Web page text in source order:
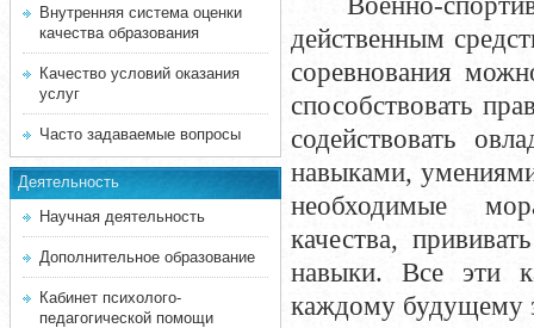
Внутренняя система оценки
качества образования
Качество условий оказания
услуг
Часто задаваемые вопросы
Деятельность
Научная деятельность
Дополнительное образование
Кабинет психолого-
педагогической помощи
действенным
соревнования
способствовать
содействовать
навыками,
необходимые
качества,
навыки. Все эти
каждому будущему